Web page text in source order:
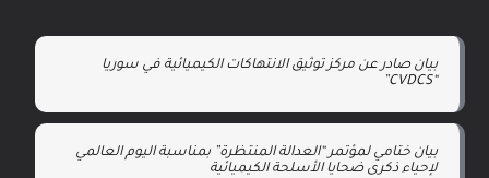
بيان صادر عن مركز توثيق الانتهاكات الكيميائية في سوريا
“CVDCS”
بيان ختامي لمؤتمر “العدالة المنتظرة” بمناسبة اليوم العالمي
لإحياء ذكرى ضحايا الأسلحة الكيميائية